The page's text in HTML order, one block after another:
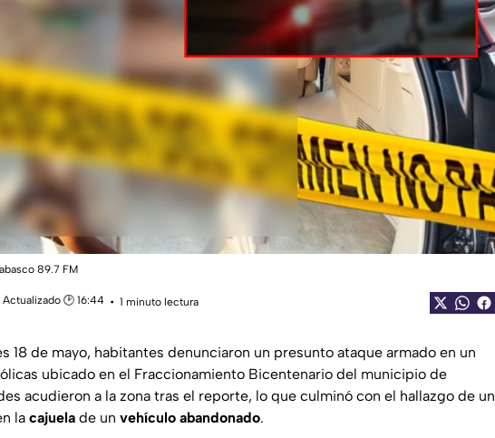
89.7 FM
| Actualizado 🕑 16:44
1 minuto lectura
18 de mayo, habitantes denunciaron un presunto ataque armado en un
ubicado en el Fraccionamiento Bicentenario del municipio de
acudieron a la zona tras el reporte, lo que culminó con el hallazgo de un
la cajuela de un vehículo abandonado.